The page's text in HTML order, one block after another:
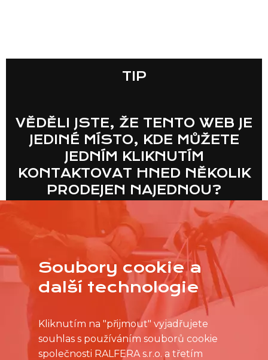
TIP
VĚDĚLI JSTE, ŽE TENTO WEB JE
JEDINÉ MÍSTO, KDE MŮŽETE
JEDNÍM KLIKNUTÍM
KONTAKTOVAT HNED NĚKOLIK
PRODEJEN NAJEDNOU?
Soubory cookie a
další technologie
Kliknutím na "přijmout" vyjadřujete
souhlas s používáním souborů cookie
společnosti RALFERA s.r.o. a třetím